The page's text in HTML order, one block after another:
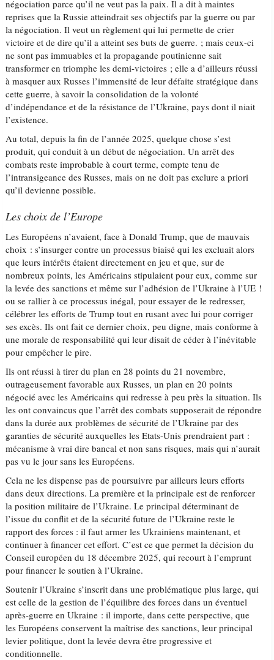
négociation parce qu’il ne veut pas la paix. Il a dit à maintes
reprises que la Russie atteindrait ses objectifs par la guerre ou par
la négociation. Il veut un règlement qui lui permette de crier
victoire et de dire qu’il a atteint ses buts de guerre. ; mais ceux-ci
ne sont pas immuables et la propagande poutinienne sait
transformer en triomphe les demi-victoires ; elle a d’ailleurs réussi
à masquer aux Russes l’immensité de leur défaite stratégique dans
cette guerre, à savoir la consolidation de la volonté
d’indépendance et de la résistance de l’Ukraine, pays dont il niait
l’existence.
Au total, depuis la fin de l’année 2025, quelque chose s’est
produit, qui conduit à un début de négociation. Un arrêt des
combats reste improbable à court terme, compte tenu de
l’intransigeance des Russes, mais on ne doit pas exclure a priori
qu’il devienne possible.
Les choix de l’Europe
Les Européens n’avaient, face à Donald Trump, que de mauvais
choix : s’insurger contre un processus biaisé qui les excluait alors
que leurs intérêts étaient directement en jeu et que, sur de
nombreux points, les Américains stipulaient pour eux, comme sur
la levée des sanctions et même sur l’adhésion de l’Ukraine à l’UE !
ou se rallier à ce processus inégal, pour essayer de le redresser,
célébrer les efforts de Trump tout en rusant avec lui pour corriger
ses excès. Ils ont fait ce dernier choix, peu digne, mais conforme à
une morale de responsabilité qui leur disait de céder à l’inévitable
pour empêcher le pire.
Ils ont réussi à tirer du plan en 28 points du 21 novembre,
outrageusement favorable aux Russes, un plan en 20 points
négocié avec les Américains qui redresse à peu près la situation. Ils
les ont convaincus que l’arrêt des combats supposerait de répondre
dans la durée aux problèmes de sécurité de l’Ukraine par des
garanties de sécurité auxquelles les Etats-Unis prendraient part :
mécanisme à vrai dire bancal et non sans risques, mais qui n’aurait
pas vu le jour sans les Européens.
Cela ne les dispense pas de poursuivre par ailleurs leurs efforts
dans deux directions. La première et la principale est de renforcer
la position militaire de l’Ukraine. Le principal déterminant de
l’issue du conflit et de la sécurité future de l’Ukraine reste le
rapport des forces : il faut armer les Ukrainiens maintenant, et
continuer à financer cet effort. C’est ce que permet la décision du
Conseil européen du 18 décembre 2025, qui recourt à l’emprunt
pour financer le soutien à l’Ukraine.
Soutenir l’Ukraine s’inscrit dans une problématique plus large, qui
est celle de la gestion de l’équilibre des forces dans un éventuel
après-guerre en Ukraine : il importe, dans cette perspective, que
les Européens conservent la maîtrise des sanctions, leur principal
levier politique, dont la levée devra être progressive et
conditionnelle.